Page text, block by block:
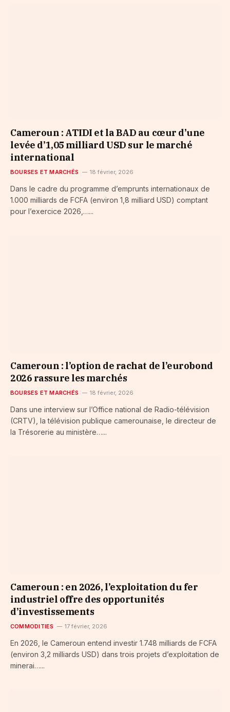
Cameroun : ATIDI et la BAD au cœur d’une
levée d’1,05 milliard USD sur le marché
international
BOURSES ET MARCHÉS 18 février, 2026
Dans le cadre du programme d’emprunts internationaux de
1.000 milliards de FCFA (environ 1,8 milliard USD) comptant
pour l’exercice 2026,…...
Cameroun : l’option de rachat de l’eurobond
2026 rassure les marchés
BOURSES ET MARCHÉS 18 février, 2026
Dans une interview sur l’Office national de Radio-télévision
(CRTV), la télévision publique camerounaise, le directeur de
la Trésorerie au ministère…...
Cameroun : en 2026, l’exploitation du fer
industriel offre des opportunités
d’investissements
COMMODITIES 17 février, 2026
En 2026, le Cameroun entend investir 1.748 milliards de FCFA
(environ 3,2 milliards USD) dans trois projets d’exploitation de
minerai…...